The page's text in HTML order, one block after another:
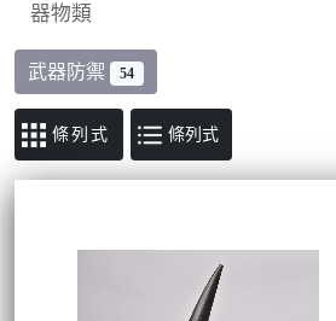
器物類
武器防禦 54
條列式